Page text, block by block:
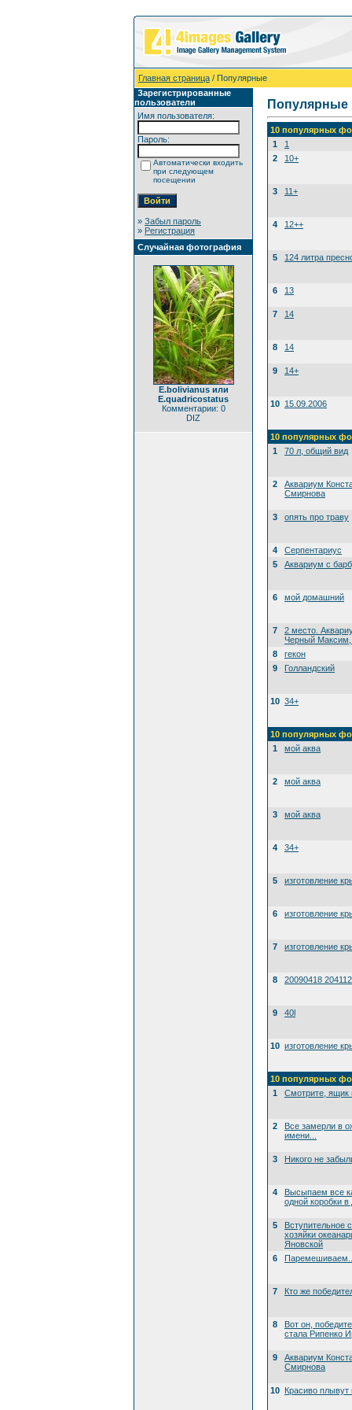
Главная страница / Популярные
Зарегистрированные
пользователи
Имя пользователя:
Пароль:
Автоматически входить
при следующем
посещении
» Забыл пароль
» Регистрация
Случайная фотография
E.bolivianus или
E.quadricostatus
Комментарии: 0
DIZ
Популярные
10 популярных
1
1
2
10+
3 11+
4 12++
5 124 литра
6 13
7 14
8 14
9 14+
10 15.09.2006
10 популярных
1
70 л, общий вид
2
Аквариум
Смирнова
3 опять про траву
4
Серпентариус
5
Аквариум с
6 мой домашний
7
2 место.
Черный Максим,
8
гекон
9
Голландский
10 34+
10 популярных
1
мой аква
2 мой аква
3 мой аква
4 34+
5 изготовление
6 изготовление
7 изготовление
8 20090418
9 40l
10 изготовление
10 популярных
1
Смотрите, ящик
2
Все замерли в
имени...
3 Никого не
4
Высыпаем все
одной коробки в
5
Вступительное
хозяйки
Яновской
6
7 Кто же
8
Вот он,
стала Рипенко
9
Аквариум
Смирнова
10 Красиво плывут